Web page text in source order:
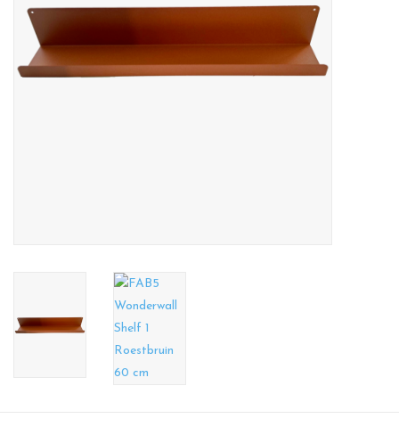
CHANCE
LIMITED EXCLUSIVES